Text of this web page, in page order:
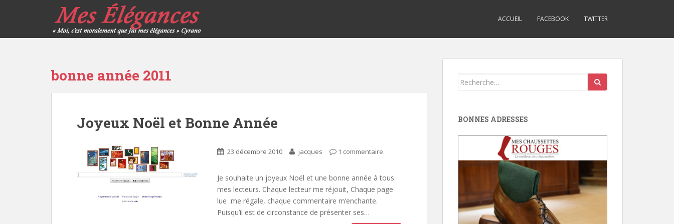
ACCUEIL FACEBOOK TWITTER
bonne année 2011
Joyeux Noël et Bonne Année
23 décembre 2010 jacques 1 commentaire
Je souhaite un joyeux Noël et une bonne année à tous
mes lecteurs. Chaque lecteur me réjouit, Chaque page
lue me régale, chaque commentaire m’enchante.
Puisqu’il est de circonstance de présenter ses…
Search
BONNES ADRESSES